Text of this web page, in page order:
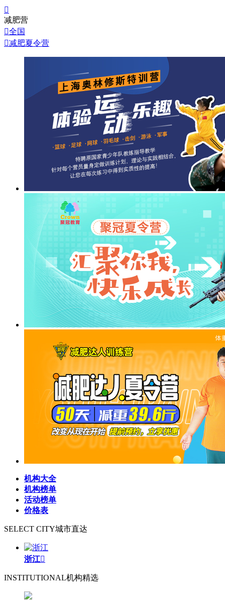

减肥营
全国
减肥夏令营
机构大全
机构榜单
活动榜单
价格表
SELECT CITY城市直达
浙江
INSTITUTIONAL机构精选